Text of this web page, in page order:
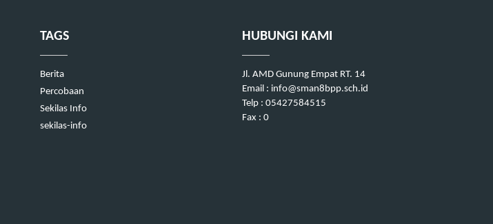
TAGS
Berita
Percobaan
Sekilas Info
sekilas-info
HUBUNGI KAMI
Jl. AMD Gunung Empat RT. 14
Email : info@sman8bpp.sch.id
Telp : 05427584515
Fax : 0